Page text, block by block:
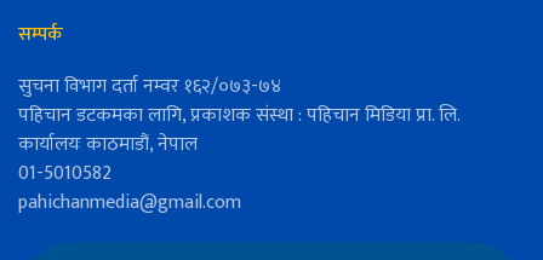
सम्पर्क
सुचना विभाग दर्ता नम्वर १६२/०७३-७४
पहिचान डटकमका लागि, प्रकाशक संस्था : पहिचान मिडिया प्रा. लि.
कार्यालयः काठमाडौं, नेपाल
01-5010582
pahichanmedia@gmail.com